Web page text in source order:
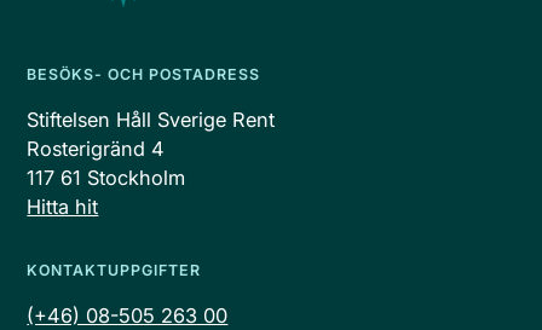
BESÖKS- OCH POSTADRESS
Stiftelsen Håll Sverige Rent
Rosterigränd 4
117 61 Stockholm
Hitta hit
KONTAKTUPPGIFTER
(+46) 08-505 263 00